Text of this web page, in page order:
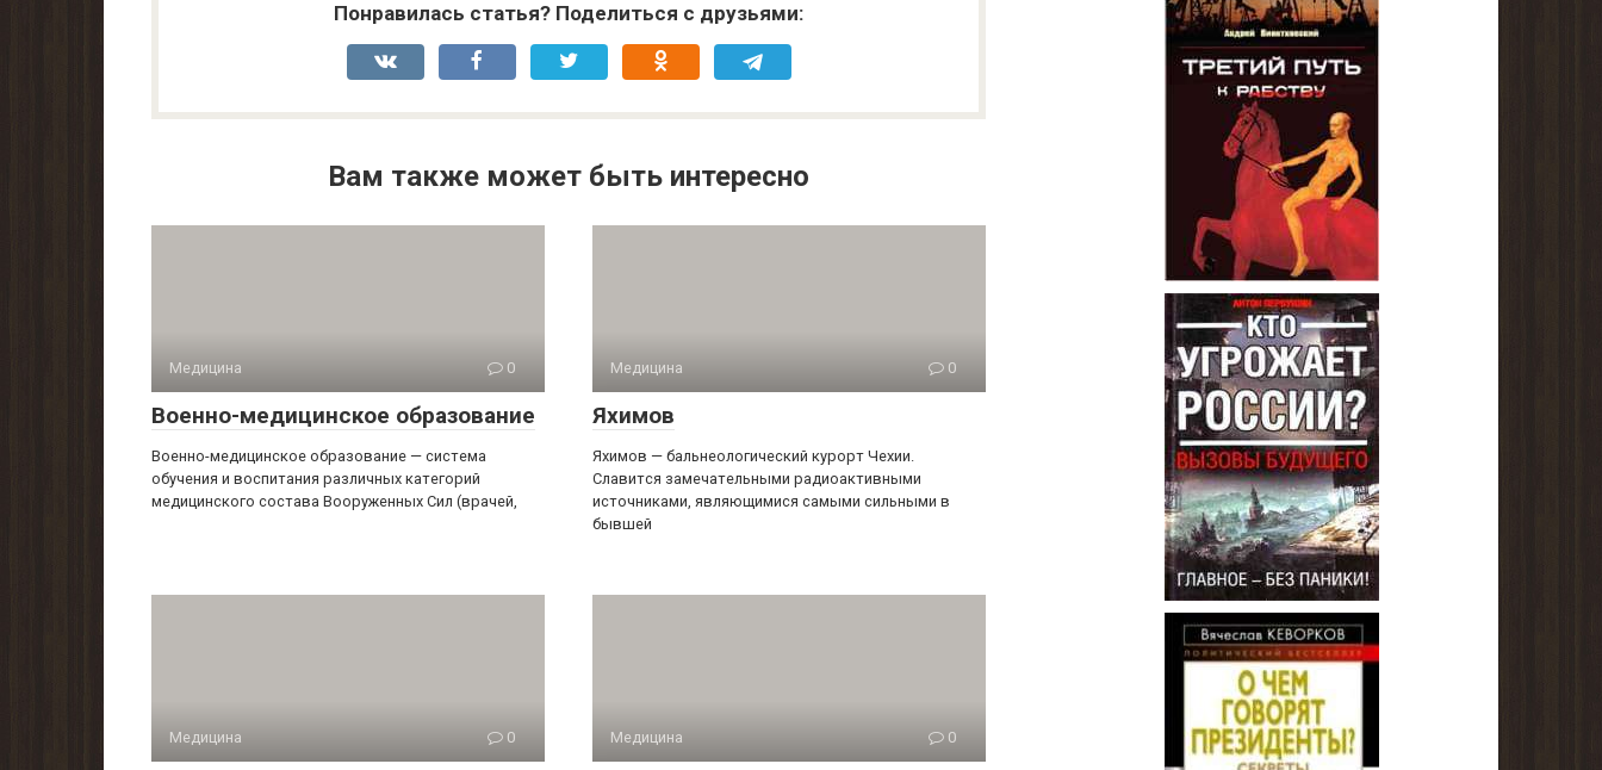
Понравилась статья? Поделиться с друзьями:
Вам также может быть интересно
Медицина 0
Военно-медицинское образование
Военно-медицинское образование — система
обучения и воспитания различных категорий
медицинского состава Вооруженных Сил (врачей,
Медицина 0
Яхимов
Яхимов — бальнеологический курорт Чехии.
Славится замечательными радиоактивными
источниками, являющимися самыми сильными в
бывшей
Медицина 0 Медицина 0